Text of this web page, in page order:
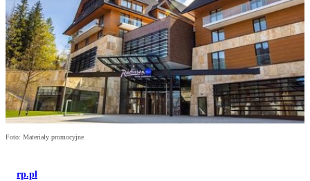
Foto: Materiały promocyjne
rp.pl